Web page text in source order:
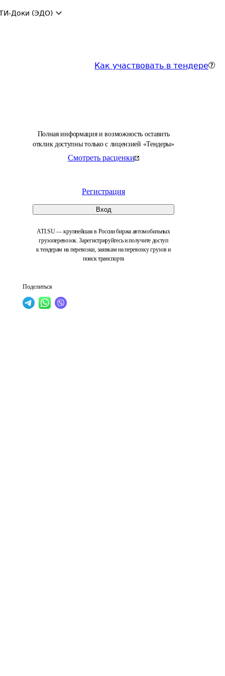
Доки (ЭДО)
Как участвовать в тендере
Полная информация и возможность оставить
отклик доступны только с лицензией «Тендеры»
Смотреть расценки
Регистрация
Вход
ATI.SU — крупнейшая в России биржа автомобильных
грузоперевозок. Зарегистрируйтесь и получите доступ
к тендерам на перевозки, заявкам на перевозку грузов и
поиск транспорта
Поделиться